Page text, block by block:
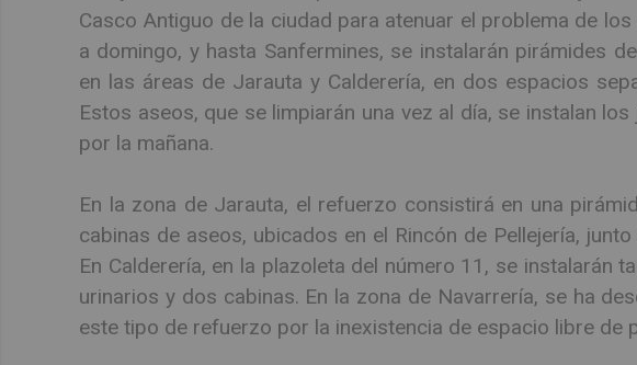
Casco Antiguo de la ciudad para atenuar el problema de
a domingo, y hasta Sanfermines, se instalarán pirámides
en las áreas de Jarauta y Calderería, en dos espacios
Estos aseos, que se limpiarán una vez al día, se instalan
por la mañana.
En la zona de Jarauta, el refuerzo consistirá en una
cabinas de aseos, ubicados en el Rincón de Pellejería,
En Calderería, en la plazoleta del número 11, se instalarán
urinarios y dos cabinas. En la zona de Navarrería, se ha
este tipo de refuerzo por la inexistencia de espacio libre de